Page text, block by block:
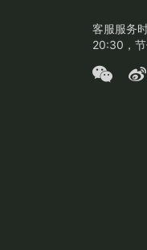
客服服务
20:30，